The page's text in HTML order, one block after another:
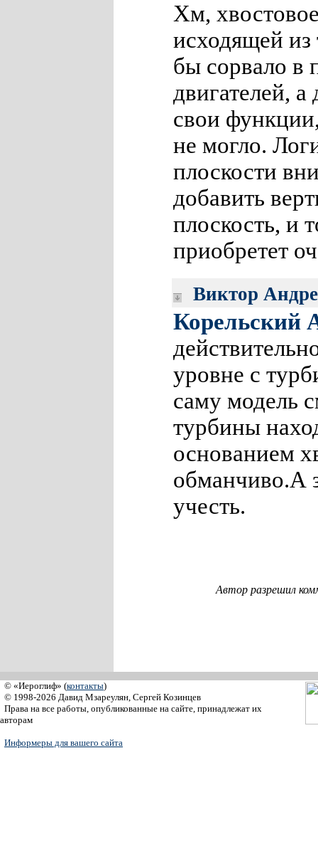
Хм,
исходящей из
бы сорвало в
двигателей,
свои
не могло.
плоскости
добавить
плоскость, и
приобретет
Виктор
Корельский
уровне с
саму модель
турбины
основанием
обманчиво.А
учесть.
Автор разрешил
© «Иероглиф» (контакты)
© 1998-2026 Давид Мзареулян, Сергей Козинцев
Права на все работы, опубликованные на сайте, принадлежат их
авторам
Информеры для вашего сайта